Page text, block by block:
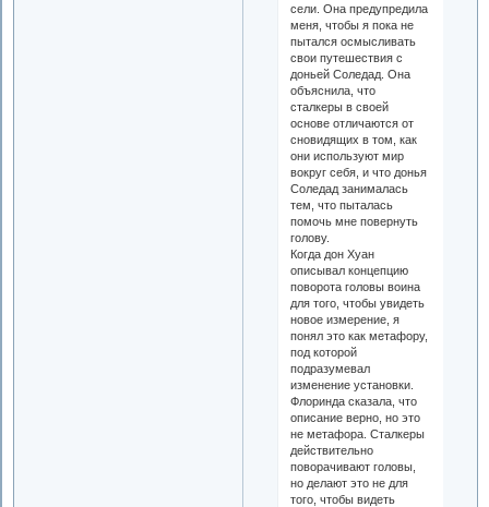
сели. Она предупредила
меня, чтобы я пока не
пытался осмысливать
свои путешествия с
доньей Соледад. Она
объяснила, что
сталкеры в своей
основе отличаются от
сновидящих в том, как
они используют мир
вокруг себя, и что донья
Соледад занималась
тем, что пыталась
помочь мне повернуть
голову.
Когда дон Хуан
описывал концепцию
поворота головы воина
для того, чтобы увидеть
новое измерение, я
понял это как метафору,
под которой
подразумевал
изменение установки.
Флоринда сказала, что
описание верно, но это
не метафора. Сталкеры
действительно
поворачивают головы,
но делают это не для
того, чтобы видеть